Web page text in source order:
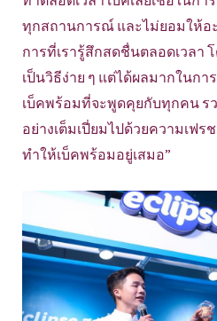
ทุกสถานการณ์ และไม่ยอมให้อ
การที่เรารู้สึกสดชื่นตลอดเวลา
เป็นวิธีง่าย ๆ แต่ได้ผลมากในก
เบ็คพร้อมที่จะพูดคุยกับทุกคน ร
อย่างเต็มเปี่ยมไปด้วยความเฟ
ทำให้เบ็คพร้อมอยู่เสมอ”